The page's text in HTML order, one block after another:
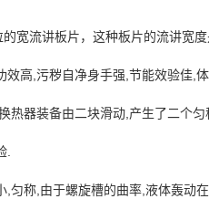
宽流讲板片，这种板片的流讲
高,污秽自净身手强,节能效验佳,
热器装备由二块滑动,产生了二个
.
,匀称,由于螺旋槽的曲率,液体轰动